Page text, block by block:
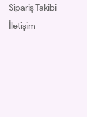
Sipariş Takibi
İletişim